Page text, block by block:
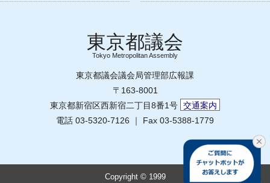
Tokyo Metropolitan Assembly
東京都議会議会局管理部広報課
〒163-8001
東京都新宿区西新宿二丁目8番1号 交通案内
電話 03-5320-7126 ｜ Fax 03-5388-1779
Copyright © 1999